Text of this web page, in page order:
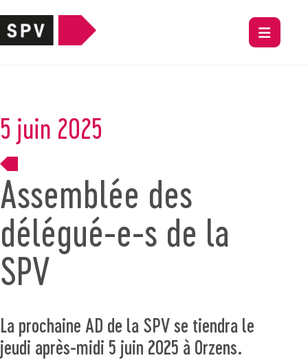
5 juin 2025
Assemblée des
délégué-e-s de la
SPV
La prochaine AD de la SPV se tiendra le
jeudi après-midi 5 juin 2025 à Orzens.